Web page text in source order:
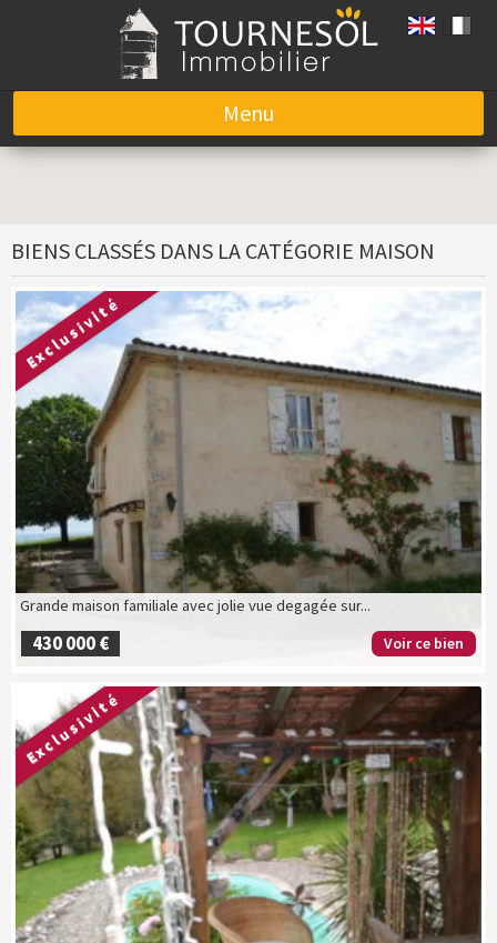
Menu
Aller au contenu
BIENS CLASSÉS DANS LA CATÉGORIE MAISON
Exclusivité
Grande maison familiale avec jolie vue degagée sur...
430 000 € Voir ce bien
Exclusivité